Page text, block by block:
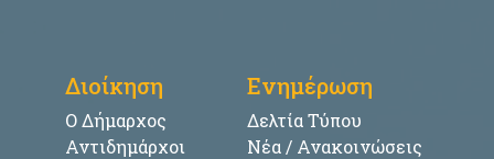
Διοίκηση
Ο Δήμαρχος
Αντιδημάρχοι
Ενημέρωση
Δελτία Τύπου
Νέα / Ανακοινώσεις